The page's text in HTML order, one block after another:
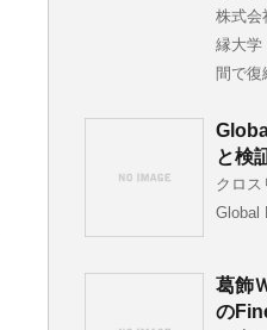
株式会
縁大学
間で復
と検
クロス
Global
葛飾
の